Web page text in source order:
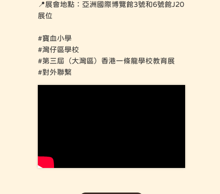
📍展會地點：亞洲國際博覽館3號和6號館J20
展位
#寶血小學
#灣仔區學校
#第三屆（大灣區）香港一條龍學校教育展
#對外聯繫